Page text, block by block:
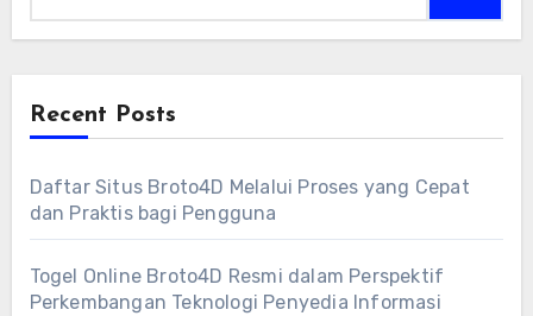
Recent Posts
Daftar Situs Broto4D Melalui Proses yang Cepat
dan Praktis bagi Pengguna
Togel Online Broto4D Resmi dalam Perspektif
Perkembangan Teknologi Penyedia Informasi